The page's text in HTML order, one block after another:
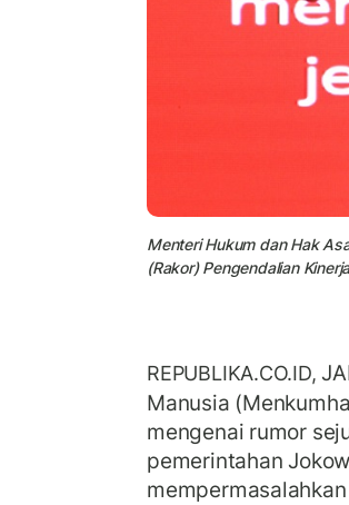
Menteri Hukum dan Hak
(Rakor) Pengendalian
REPUBLIKA.CO.ID,
Manusia
mengenai rumor
pemerintahan